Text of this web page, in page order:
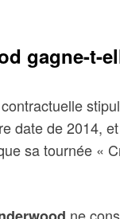
gagne-t-
date de 2014,
sa tournée «
ne